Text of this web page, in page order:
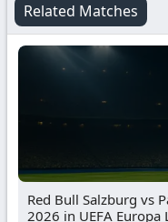
Related Matches
Red Bull Salzburg vs
2026 in UEFA Europa